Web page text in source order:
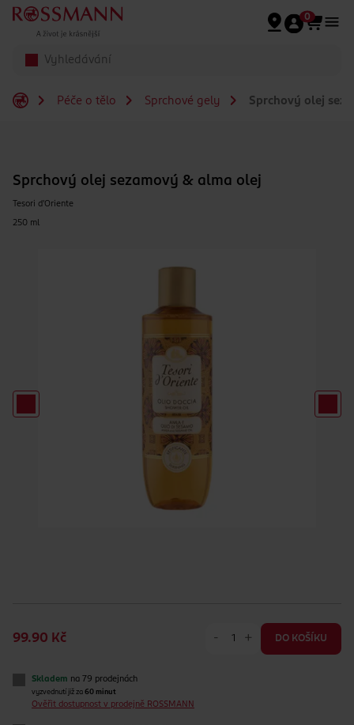
Přeskočit na hlavmní obsah
0
Péče o tělo Sprchové gely Sprchový olej
Sprchový olej sezamový & alma olej
Tesori d'Oriente
250 ml
99.90 Kč - + DO KOŠÍKU
Skladem na 79 prodejnách
vyzvednutí již za 60 minut
Ověřit dostupnost v prodejně ROSSMANN